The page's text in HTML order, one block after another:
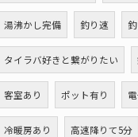
湯沸かし完備 釣り速
タイラバ好きと繋がりたい
客室あり ポット有り
冷暖房あり 高速降りて5分